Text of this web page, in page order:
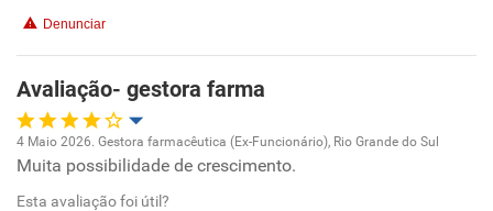
Denunciar
Avaliação- gestora farma
Oportunidade de promoção
4 Maio 2026. Gestora farmacêutica (Ex-Funcionário), Rio Grande do Sul
Muita possibilidade de crescimento.
Esta avaliação foi útil?